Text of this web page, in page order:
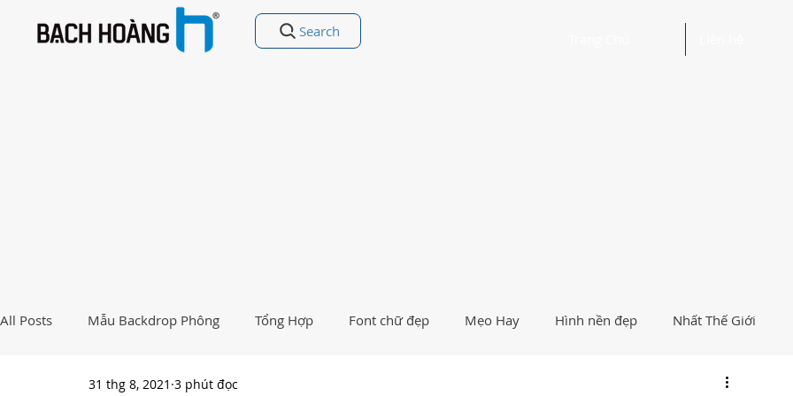
Search
All Posts Mẫu Backdrop Phông Tổng Hợp Font chữ đẹp Mẹo Hay Hình nền đẹp Nhất Thế Giới
Free Vectors Nhất Việt Nam Hướng Dẫn
31 thg 8, 2021 3 phút đọc